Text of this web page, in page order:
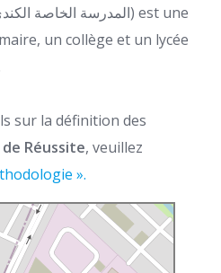
un collège et un lycée
sur la définition des
de Réussite, veuillez
».